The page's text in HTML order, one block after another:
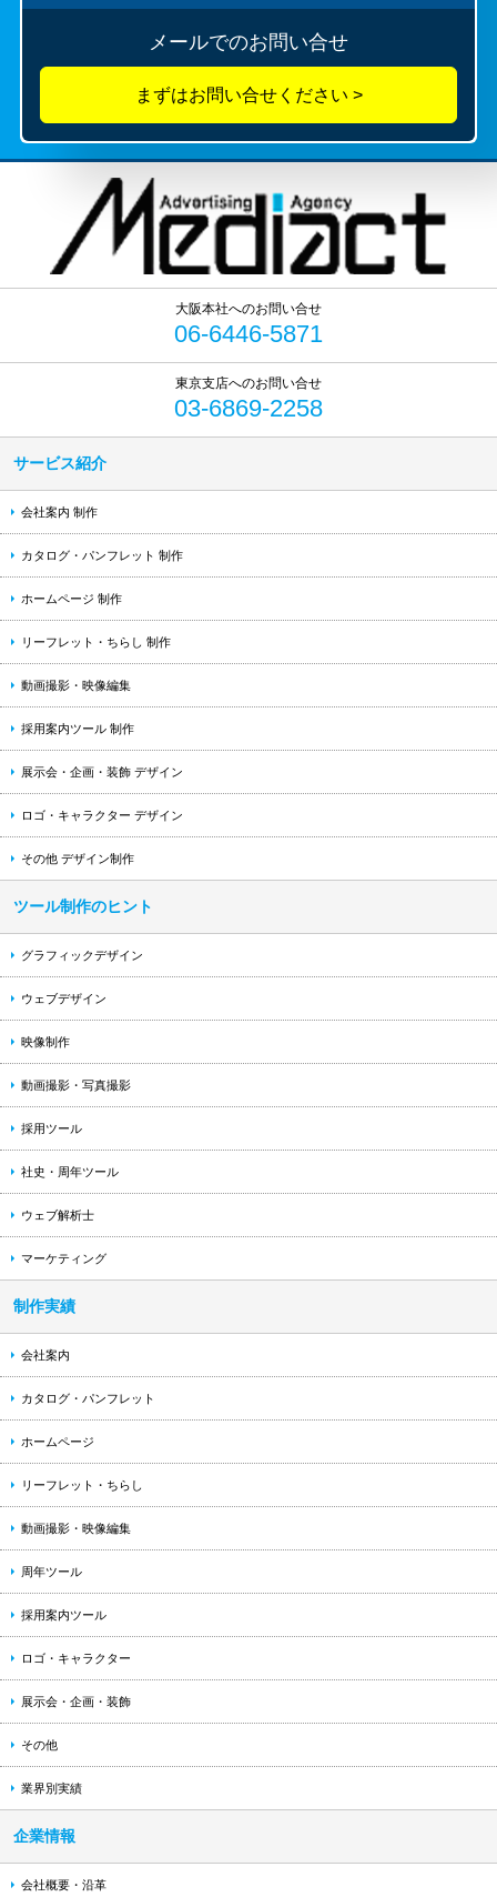
メールでのお問い合せ
06-6446-5871
03-6869-2258
サービス紹介
会社案内 制作
カタログ・パンフレット 制作
ホームページ 制作
リーフレット・ちらし 制作
動画撮影・映像編集
採用案内ツール 制作
展示会・企画・装飾 デザイン
ロゴ・キャラクター デザイン
その他 デザイン制作
ツール制作のヒント
グラフィックデザイン
ウェブデザイン
映像制作
動画撮影・写真撮影
採用ツール
社史・周年ツール
ウェブ解析士
マーケティング
制作実績
会社案内
カタログ・パンフレット
ホームページ
リーフレット・ちらし
動画撮影・映像編集
周年ツール
採用案内ツール
ロゴ・キャラクター
展示会・企画・装飾
その他
業界別実績
企業情報
会社概要・沿革